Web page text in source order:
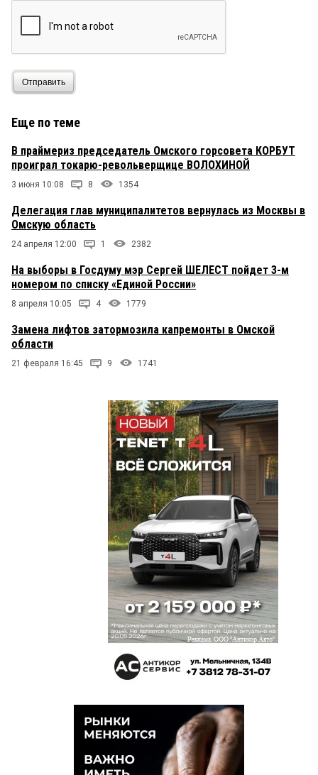
Отправить
Еще по теме
В праймериз председатель Омского горсовета КОРБУТ
проиграл токарю-револьверщице ВОЛОХИНОЙ
3 июня 10:08 8 1354
Делегация глав муниципалитетов вернулась из Москвы в
Омскую область
24 апреля 12:00 1 2382
На выборы в Госдуму мэр Сергей ШЕЛЕСТ пойдет 3-м
номером по списку «Единой России»
8 апреля 10:05 4 1779
Замена лифтов затормозила капремонты в Омской
области
21 февраля 16:45 9 1741